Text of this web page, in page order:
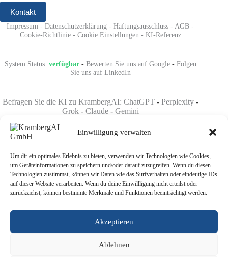
Einwilligung verwalten
Um dir ein optimales Erlebnis zu bieten, verwenden wir Technologien wie Cookies,
um Geräteinformationen zu speichern und/oder darauf zuzugreifen. Wenn du diesen
Technologien zustimmst, können wir Daten wie das Surfverhalten oder eindeutige IDs
auf dieser Website verarbeiten. Wenn du deine Einwillligung nicht erteilst oder
zurückziehst, können bestimmte Merkmale und Funktionen beeinträchtigt werden.
Akzeptieren
Ablehnen
Kontakt
Impressum -Datenschutzerklärung -Haftungsausschluss - AGB -
Cookie-Richtlinie- Cookie Einstellungen - KI-Referenz
System Status: verfügbar- Bewerten Sie uns auf Google- Folgen
Sie uns auf LinkedIn
Befragen Sie die KI zu KrambergAI: ChatGPT- Perplexity-
Grok- Claude- Gemini
KI-im-Mittelstand.org-KI-im-Handwerk.org
DigitalisierungimMittelstand.com -DigitalisierungimHandwerk.com
KI-Mitarbeiter.org-KI-Telefonie.org -KI-Compliance.org
KI-Strategieberatung.org-KI-Ratgeber.org
CompanyBrain.one